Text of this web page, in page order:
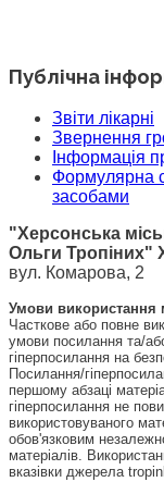
Публічна
Звіти лікарні
Звернення
Інформація
Формулярна
засобами
"Херсонська
Ольги Тропіних"
вул. Комарова, 2
Умови використання
Часткове або повне
умови посилання та/
гіперпосилання на
Посилання/
першому абзаці
гіперпосилання не
використовуваного
обов'язковим
матеріалів.
вказівки джерела